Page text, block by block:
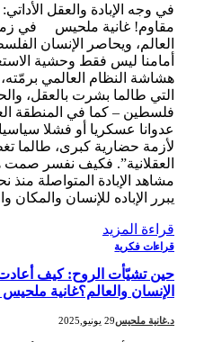
في وجه الإبادة والعقل
مقاوم! غانية ملحيس في
العالم، ويحاصر الإنسان
أمامنا ليس فقط وحشية
هشاشة النظام العالمي برمّته،
التي طالما بشرت بالعقل،
فلسطين – كما في المنطقة
عدوانا عسكريا أو فشلا سياسيا
لأزمة حضارية كبرى، طالما
العقلانية”. فكيف نفسر صمت
مشاهد الإبادة المتواصلة
يبرر الإباده للإنسان والمكان
قراءة المزيد
قراءات فكرية
حين تشيّأت الروح: كيف أعادت
الإنسان والعالم؟غانية ملحيس
د.غانية ملحيس29 يونيو,2025